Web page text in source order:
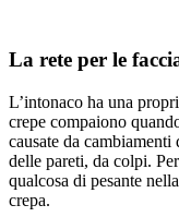
La rete per le
L’intonaco ha una
crepe compaiono
causate da
delle pareti, da colpi.
qualcosa di pesante
crepa.